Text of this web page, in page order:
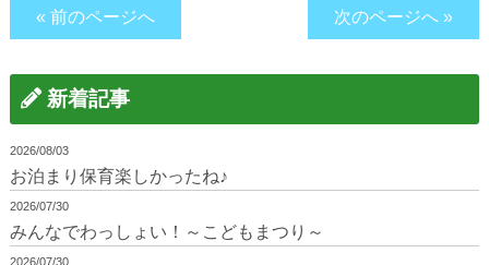
« 前のページへ 次のページへ »
新着記事
2026/08/03
お泊まり保育楽しかったね♪
2026/07/30
みんなでわっしょい！～こどもまつり～
2026/07/30